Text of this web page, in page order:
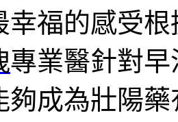
幸福的感受
專業醫針對
夠成為壯陽